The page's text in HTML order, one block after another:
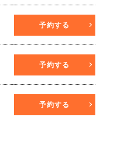
予約する
予約する
予約する